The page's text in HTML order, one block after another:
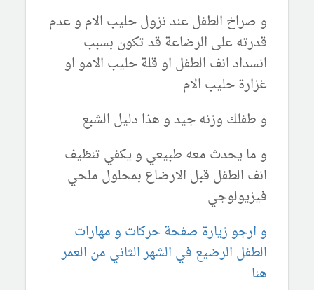
و صراخ الطفل عند نزول حليب الام و عدم
قدرته على الرضاعة قد تكون بسبب
انسداد انف الطفل او قلة حليب الامو او
غزارة حليب الام
و طفلك وزنه جيد و هذا دليل الشبع
و ما يحدث معه طبيعي و يكفي تنظيف
انف الطفل قبل الارضاع بمحلول ملحي
فيزيولوجي
و ارجو زيارة صفحة حركات و مهارات
الطفل الرضيع في الشهر الثاني من العمر
هنا